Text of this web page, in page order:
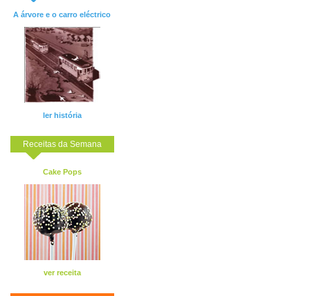
A árvore e o carro eléctrico
ler história
Receitas da Semana
Cake Pops
ver receita